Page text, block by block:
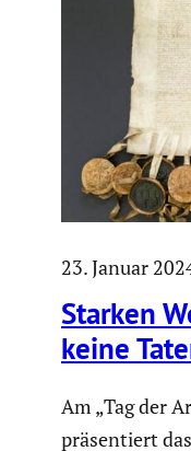
23. Januar
Starken
keine
Am „Tag der
präsentiert